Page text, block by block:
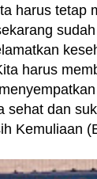
harus tetap
harus
dan
Kemuliaan